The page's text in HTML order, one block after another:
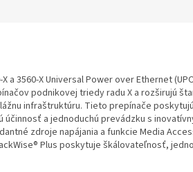
3560-X Universal Power over Ethernet
podnikovej triedy radu X a rozširujú
infraštruktúru. Tieto prepínače
a jednoduchú prevádzku s
zdroje napájania a funkcie Media
Plus poskytuje škálovateľnosť,